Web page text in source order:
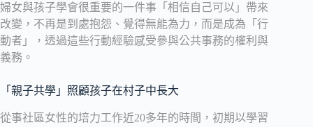
婦女與孩子學會很重要的一件事「相信自己可以」帶來
改變，不再是到處抱怨、覺得無能為力，而是成為「行
動者」，透過這些行動經驗感受參與公共事務的權利與
義務。
「親子共學」照顧孩子在村子中長大
從事社區女性的培力工作近20多年的時間，初期以學習